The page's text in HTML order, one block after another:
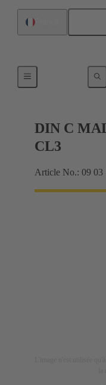
Raccordement
DIN C
CL3
Article No.: 09 03